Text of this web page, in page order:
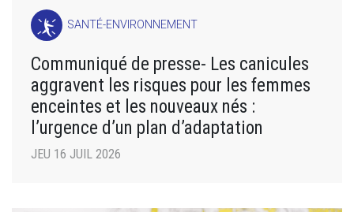
SANTÉ-ENVIRONNEMENT
Communiqué de presse- Les canicules
aggravent les risques pour les femmes
enceintes et les nouveaux nés :
l’urgence d’un plan d’adaptation
JEU 16 JUIL 2026